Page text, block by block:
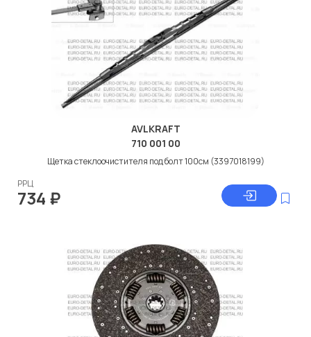
AVLKRAFT
710 001 00
Щетка стеклоочистителя под болт 100см (3397018199)
РРЦ
734 ₽